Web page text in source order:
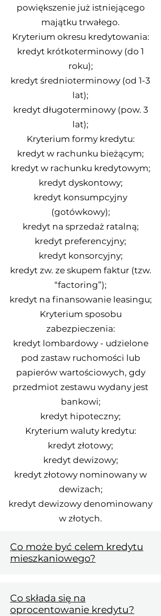
powiększenie już istniejącego
majątku trwałego.
Kryterium okresu kredytowania:
kredyt krótkoterminowy (do 1
roku);
kredyt średnioterminowy (od 1-3
lat);
kredyt długoterminowy (pow. 3
lat);
Kryterium formy kredytu:
kredyt w rachunku bieżącym;
kredyt w rachunku kredytowym;
kredyt dyskontowy;
kredyt konsumpcyjny
(gotówkowy);
kredyt na sprzedaż ratalną;
kredyt preferencyjny;
kredyt konsorcyjny;
kredyt zw. ze skupem faktur (tzw.
“factoring”);
kredyt na finansowanie leasingu;
Kryterium sposobu
zabezpieczenia:
kredyt lombardowy - udzielone
pod zastaw ruchomości lub
papierów wartościowych, gdy
przedmiot zestawu wydany jest
bankowi;
kredyt hipoteczny;
Kryterium waluty kredytu:
kredyt złotowy;
kredyt dewizowy;
kredyt złotowy nominowany w
dewizach;
kredyt dewizowy denominowany
w złotych.
Co może być celem kredytu
mieszkaniowego?
Co składa się na
oprocentowanie kredytu?